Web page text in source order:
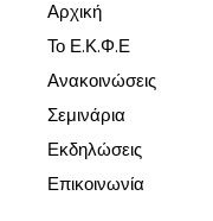
Αρχική
Το Ε.Κ.Φ.Ε
Ανακοινώσεις
Σεμινάρια
Εκδηλώσεις
Επικοινωνία